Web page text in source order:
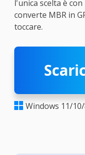
l'unica scelta è
converte MBR in
toccare.
 Windows 11/